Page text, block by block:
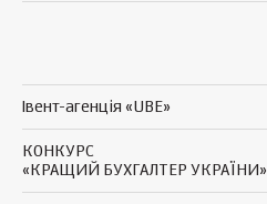
Івент-агенція «UBE»
КОНКУРС
«КРАЩИЙ БУХГАЛТЕР УКРАЇНИ»